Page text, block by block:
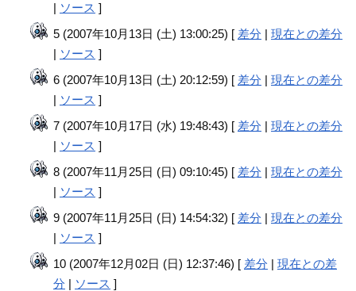
| ソース ]
5 (2007年10月13日 (土) 13:00:25) [ 差分 |現在との差分
| ソース ]
6 (2007年10月13日 (土) 20:12:59) [ 差分 |現在との差分
| ソース ]
7 (2007年10月17日 (水) 19:48:43) [ 差分 |現在との差分
| ソース ]
8 (2007年11月25日 (日) 09:10:45) [ 差分 |現在との差分
| ソース ]
9 (2007年11月25日 (日) 14:54:32) [ 差分 |現在との差分
| ソース ]
10 (2007年12月02日 (日) 12:37:46) [ 差分 |現在との差
分 | ソース ]